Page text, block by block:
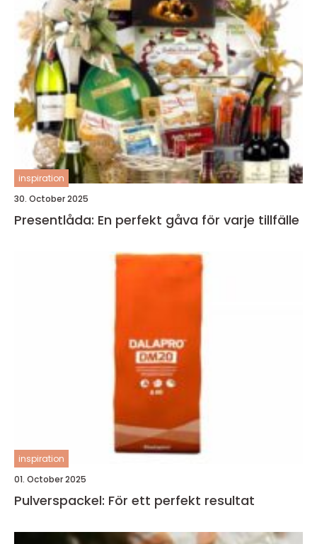
inspiration
30. October 2025
Presentlåda: En perfekt gåva för varje tillfälle
inspiration
01. October 2025
Pulverspackel: För ett perfekt resultat